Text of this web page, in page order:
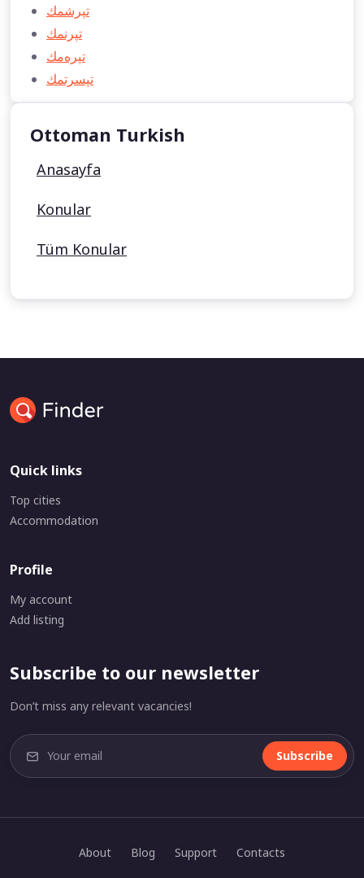
تپرشمك
تپرنمك
تپره‌مك
تپسرتمك
Ottoman Turkish
Anasayfa
Konular
Tüm Konular
Quick links
Top cities
Accommodation
Profile
My account
Add listing
Subscribe to our newsletter
Don’t miss any relevant vacancies!
Subscribe
About Blog Support Contacts